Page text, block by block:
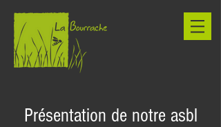
Présentation de notre asbl